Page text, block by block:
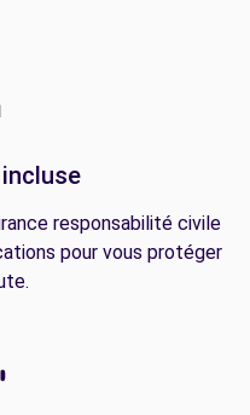
responsabilité civile
pour vous protéger